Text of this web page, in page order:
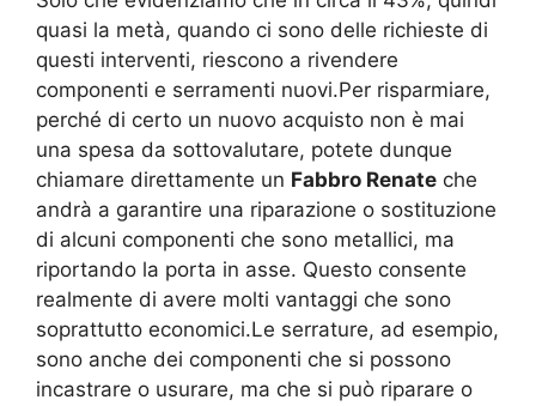
quasi la metà, quando ci sono delle richieste di
questi interventi, riescono a rivendere
componenti e serramenti nuovi.Per risparmiare,
perché di certo un nuovo acquisto non è mai
una spesa da sottovalutare, potete dunque
chiamare direttamente un Fabbro Renate che
andrà a garantire una riparazione o sostituzione
di alcuni componenti che sono metallici, ma
riportando la porta in asse. Questo consente
realmente di avere molti vantaggi che sono
soprattutto economici.Le serrature, ad esempio,
sono anche dei componenti che si possono
incastrare o usurare, ma che si può riparare o